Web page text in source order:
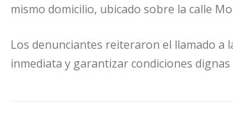
mismo domicilio, ubicado sobre la calle
Los denunciantes reiteraron el llamado a
inmediata y garantizar condiciones